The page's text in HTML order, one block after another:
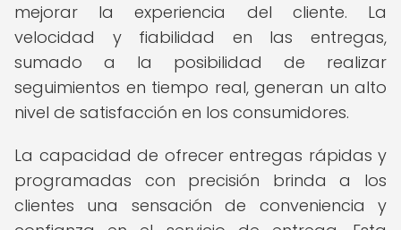
mejorar la experiencia del cliente. La
velocidad y fiabilidad en las entregas,
sumado a la posibilidad de realizar
seguimientos en tiempo real, generan un alto
nivel de satisfacción en los consumidores.
La capacidad de ofrecer entregas rápidas y
programadas con precisión brinda a los
clientes una sensación de conveniencia y